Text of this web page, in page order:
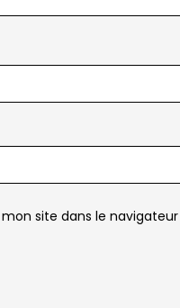
site dans le